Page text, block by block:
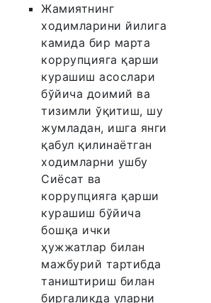
Жамиятнинг
ходимларини йилига
камида бир марта
коррупцияга қарши
курашиш асослари
бўйича доимий ва
тизимли ўқитиш, шу
жумладан, ишга янги
қабул қилинаётган
ходимларни ушбу
Сиёсат ва
коррупцияга қарши
курашиш бўйича
бошқа ички
ҳужжатлар билан
мажбурий тартибда
таништириш билан
биргаликда уларни